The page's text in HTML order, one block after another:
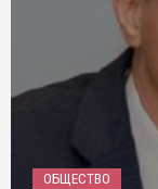
ОБЩЕСТВО